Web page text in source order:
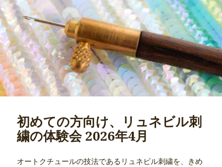
初めての方向け、リュネビル刺
繍の体験会 2026年4月
オートクチュールの技法であるリュネビル刺繍を、きめ